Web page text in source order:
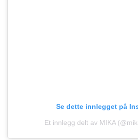
Se dette innlegget på
Et innlegg delt av MIKA